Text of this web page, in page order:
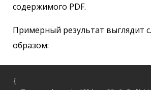
содержимого PDF.
Примерный результат выглядит
образом:
{